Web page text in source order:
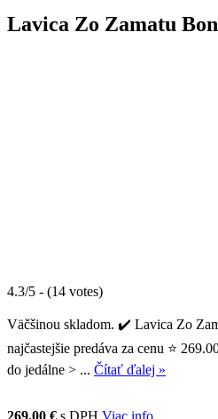
Lavica Zo Zamatu
4.3/5 - (14 votes)
Väčšinou skladom. ✔️ Lavica Zo
najčastejšie predáva za cenu ⭐
do jedálne > ... Čítať ďalej »
269.00 € s DPH Viac info